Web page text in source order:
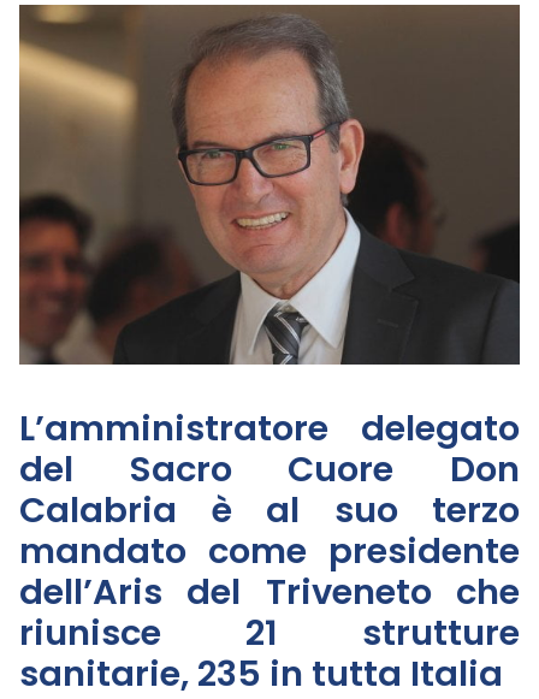
L’amministratore delegato
del Sacro Cuore Don
Calabria è al suo terzo
mandato come presidente
dell’Aris del Triveneto che
riunisce 21 strutture
sanitarie, 235 in tutta Italia